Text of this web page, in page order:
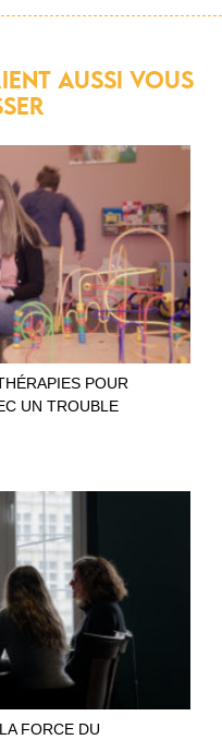
AUSSI VOUS
POUR
UN TROUBLE
FORCE DU